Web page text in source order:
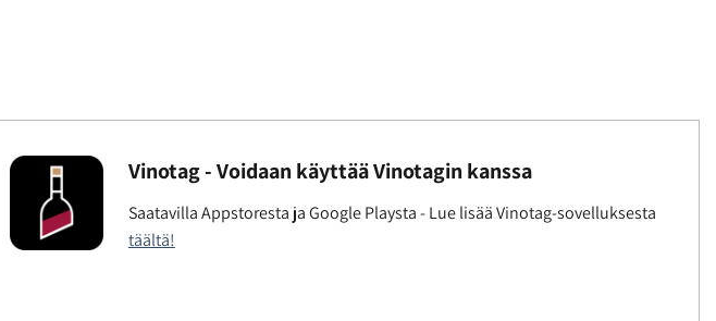
Vinotag - Voidaan käyttää Vinotagin kanssa
Saatavilla Appstoresta ja Google Playsta - Lue lisää Vinotag-sovelluksesta
täältä!